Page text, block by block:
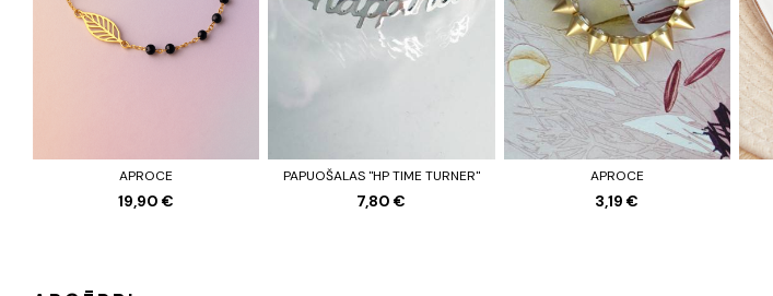
APROCE
19,90 €
PAPUOŠALAS "HP TIME TURNER"
7,80 €
APROCE
3,19 €